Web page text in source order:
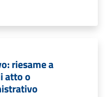
riesame a
atto o